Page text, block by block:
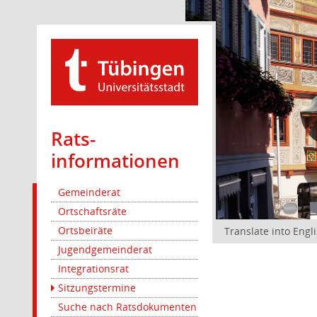
Rats­
informationen
Gemeinderat
Ortschaftsräte
Ortsbeiräte
Jugendgemeinderat
Integrationsrat
Sitzungstermine
Suche nach Ratsdokumenten
Translate into